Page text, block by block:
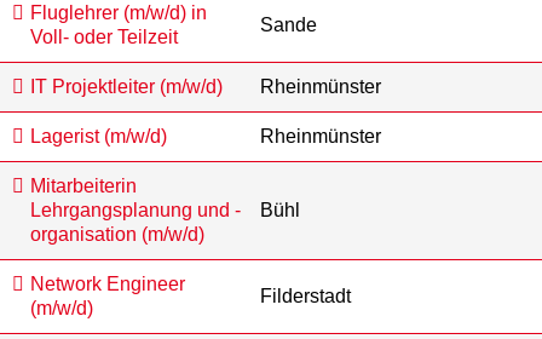
Fluglehrer (m/w/d) in
Voll- oder Teilzeit
Sande
IT Projektleiter (m/w/d) Rheinmünster
Lagerist (m/w/d) Rheinmünster
Mitarbeiterin
Lehrgangsplanung und -
organisation (m/w/d)
Bühl
Network Engineer
(m/w/d)
Filderstadt